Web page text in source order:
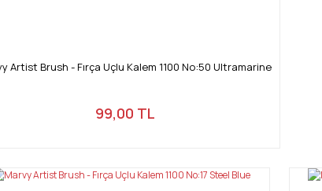
Artist Brush - Fırça Uçlu Kalem 1100 No:50 Ultramarine
99,00 TL